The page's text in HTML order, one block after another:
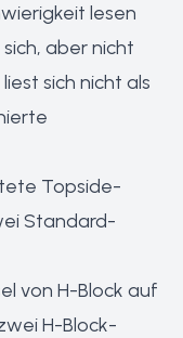
lesen
aber nicht
sich nicht als
Topside-
Standard-
von H-Block auf
H-Block-